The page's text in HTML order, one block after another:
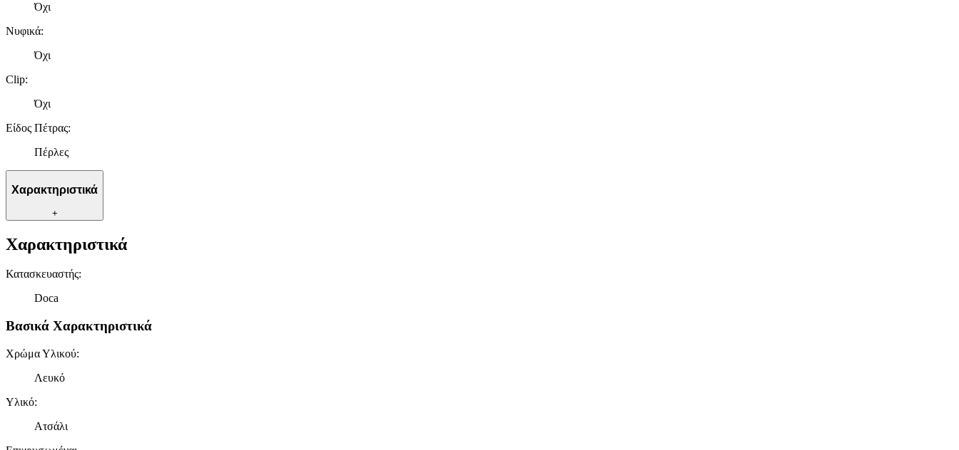
Όχι
Νυφικά:
Όχι
Clip:
Όχι
Είδος Πέτρας:
Πέρλες
Χαρακτηριστικά
+
Χαρακτηριστικά
Κατασκευαστής:
Doca
Βασικά Χαρακτηριστικά
Χρώμα Υλικού:
Λευκό
Υλικό:
Ατσάλι